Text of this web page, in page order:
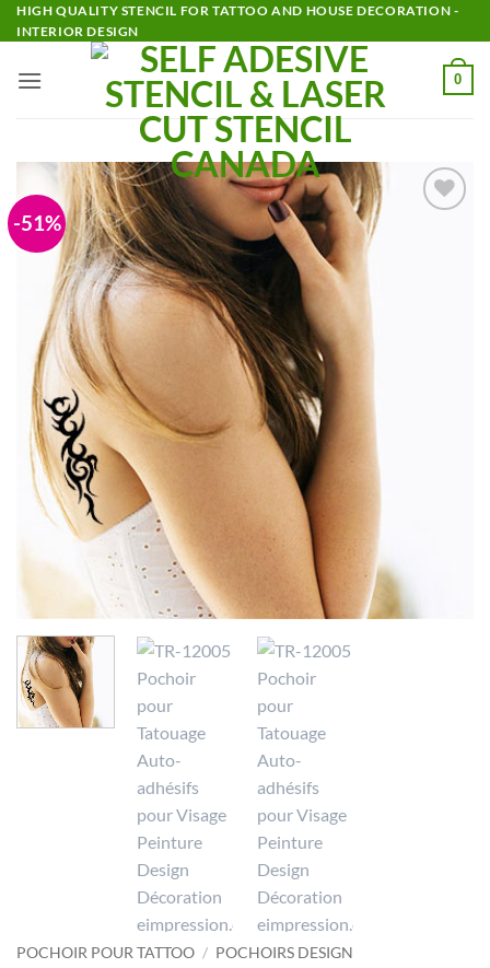
Passer
au
HIGH QUALITY STENCIL FOR TATTOO AND HOUSE DECORATION -
INTERIOR DESIGN
0
-51%
POCHOIR POUR TATTOO / POCHOIRS DESIGN